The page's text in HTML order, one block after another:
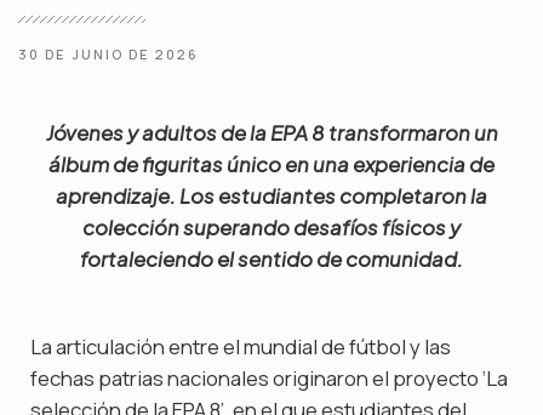
30 DE JUNIO DE 2026
Jóvenes y adultos de la EPA 8 transformaron un
álbum de figuritas único en una experiencia de
aprendizaje. Los estudiantes completaron la
colección superando desafíos físicos y
fortaleciendo el sentido de comunidad.
La articulación entre el mundial de fútbol y las
fechas patrias nacionales originaron el proyecto ‘La